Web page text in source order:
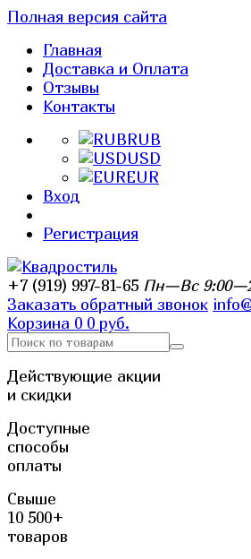
Полная версия сайта
Главная
Доставка и Оплата
Отзывы
Контакты
RUB
USD
EUR
Вход
Регистрация
+7 (919) 997-81-65 Пн—Вс
Заказать обратный звонок
Корзина 0 0 руб.
Действующие акции
и скидки
Доступные
способы
оплаты
Свыше
10 500+
товаров